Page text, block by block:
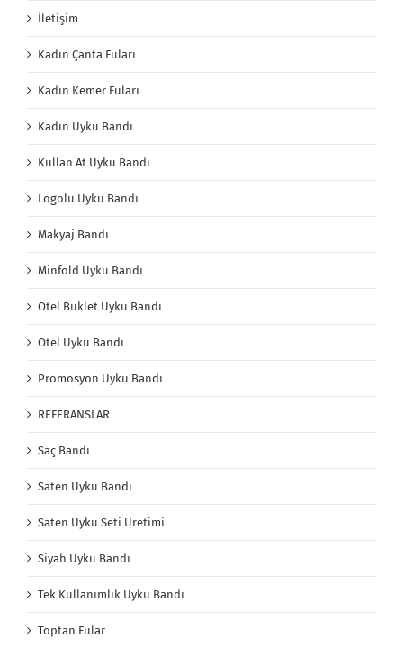
İletişim
Kadın Çanta Fuları
Kadın Kemer Fuları
Kadın Uyku Bandı
Kullan At Uyku Bandı
Logolu Uyku Bandı
Makyaj Bandı
Minfold Uyku Bandı
Otel Buklet Uyku Bandı
Otel Uyku Bandı
Promosyon Uyku Bandı
REFERANSLAR
Saç Bandı
Saten Uyku Bandı
Saten Uyku Seti Üretimi
Siyah Uyku Bandı
Tek Kullanımlık Uyku Bandı
Toptan Fular